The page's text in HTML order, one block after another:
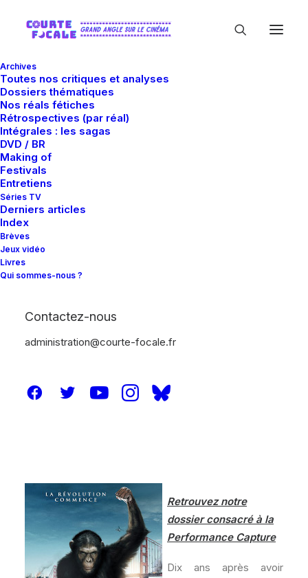
Archives
Toutes nos critiques et analyses
Dossiers thématiques
Nos réals fétiches
Rétrospectives (par réal)
Intégrales : les sagas
DVD / BR
Making of
Festivals
Entretiens
Séries TV
Derniers articles
Index
Brèves
Jeux vidéo
Livres
Qui sommes-nous ?
Contactez-nous
administration@courte-focale.fr
In
La Planète Des Singes
- Les Origines
Retrouvez notre
dossier consacré à la
Performance Capture
Dix ans après avoir